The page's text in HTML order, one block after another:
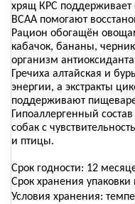
хрящ КРС поддерживает
ВСАА помогают
Рацион обогащён
кабачок, бананы,
организм
Гречиха алтайская и
энергии, а экстракты
поддерживают
Гипоаллергенный
собак с
и птицы.
Срок годности: 12
Срок хранения
Условия хранения: